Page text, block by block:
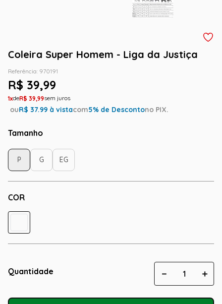
Coleira Super Homem - Liga da Justiça
Referência: 970191
R$ 39,99
1 R$ 39,99
ouR$ 37.99 à vistacom5% de Descontono PIX.
Tamanho
COR
P G EG
Quantidade ＋
－